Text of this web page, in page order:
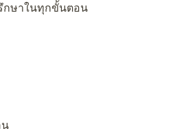
กษาในทุกขั้นตอน
น